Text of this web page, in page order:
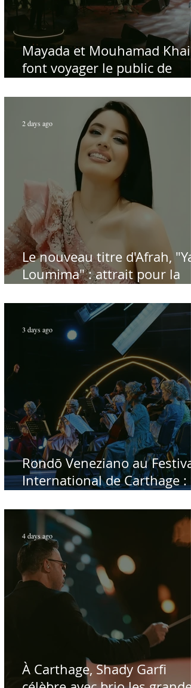
Mayada et Mouhamad
font voyager le public de
chant et de la musique
d'antan
Le nouveau titre d'Afrah, "Ya
Loumima" : attrait pour la
Rabah Driassa
2 days ago
Rondō Veneziano au Festival
International de Carthage :
public tunisien
3 days ago
À Carthage, Shady Garfi
4 days ago